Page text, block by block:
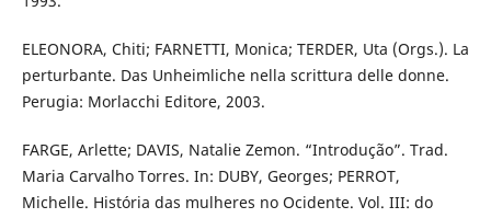
ELEONORA, Chiti; FARNETTI, Monica; TERDER, Uta (Orgs.). La
perturbante. Das Unheimliche nella scrittura delle donne.
Perugia: Morlacchi Editore, 2003.
FARGE, Arlette; DAVIS, Natalie Zemon. “Introdução”. Trad.
Maria Carvalho Torres. In: DUBY, Georges; PERROT,
Michelle. História das mulheres no Ocidente. Vol. III: do